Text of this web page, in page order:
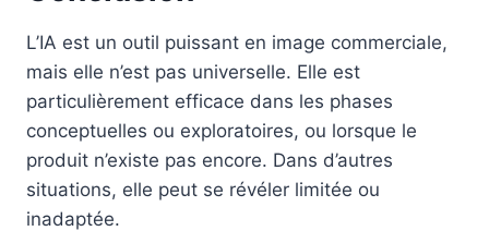
L’IA est un outil puissant en image commerciale,
mais elle n’est pas universelle. Elle est
particulièrement efficace dans les phases
conceptuelles ou exploratoires, ou lorsque le
produit n’existe pas encore. Dans d’autres
situations, elle peut se révéler limitée ou
inadaptée.